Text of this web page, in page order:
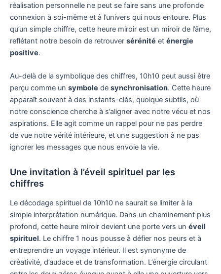
réalisation personnelle ne peut se faire sans une profonde
connexion à soi-même et à l’univers qui nous entoure. Plus
qu’un simple chiffre, cette heure miroir est un miroir de l’âme,
reflétant notre besoin de retrouver sérénité et énergie
positive.
Au-delà de la symbolique des chiffres, 10h10 peut aussi être
perçu comme un symbole de synchronisation. Cette heure
apparaît souvent à des instants-clés, quoique subtils, où
notre conscience cherche à s’aligner avec notre vécu et nos
aspirations. Elle agit comme un rappel pour ne pas perdre
de vue notre vérité intérieure, et une suggestion à ne pas
ignorer les messages que nous envoie la vie.
Une invitation à l’éveil spirituel par les
chiffres
Le décodage spirituel de 10h10 ne saurait se limiter à la
simple interprétation numérique. Dans un cheminement plus
profond, cette heure miroir devient une porte vers un éveil
spirituel. Le chiffre 1 nous pousse à défier nos peurs et à
entreprendre un voyage intérieur. Il est synonyme de
créativité, d’audace et de transformation. L’énergie circulant